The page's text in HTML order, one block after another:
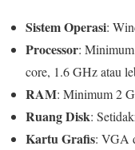
Sistem Operasi:
Processor:
core, 1.6 GHz atau
RAM: Minimum 2
Ruang Disk:
Kartu Grafis: VGA